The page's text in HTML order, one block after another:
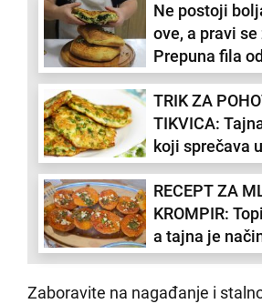
sa ljuskom od
Ne postoji
ove, a pravi se
Prepuna fila
sira, ukusnija
(RECEPT)
TRIK ZA
TIKVICA:
koji sprečava
RECEPT ZA
KROMPIR:
a tajna je
peče (VIDEO)
Zaboravite na nagađanje i